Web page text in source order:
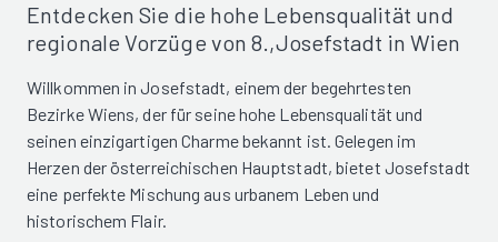
Entdecken Sie die hohe Lebensqualität und
regionale Vorzüge von 8.,Josefstadt in Wien
Willkommen in Josefstadt, einem der begehrtesten
Bezirke Wiens, der für seine hohe Lebensqualität und
seinen einzigartigen Charme bekannt ist. Gelegen im
Herzen der österreichischen Hauptstadt, bietet Josefstadt
eine perfekte Mischung aus urbanem Leben und
historischem Flair.